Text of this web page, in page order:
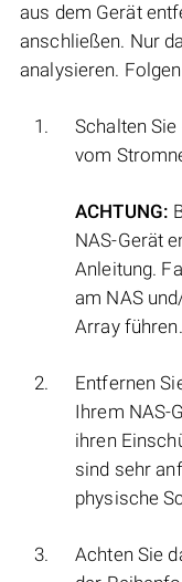
aus dem Gerät
anschließen. Nur
analysieren.
Schalten
vom
ACHTUNG:
NAS-Gerät
Anleitung.
am NAS
Array führen.
Entfernen
Ihrem NAS-
ihren
sind sehr
physische
Achten Sie